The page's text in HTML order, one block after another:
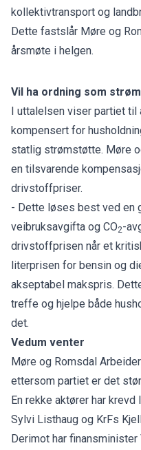
kollektivtransport og
Dette fastslår Møre og
årsmøte i helgen.
Vil ha ordning som
I uttalelsen viser partiet til
kompensert for
statlig strømstøtte. Møre
en tilsvarende
drivstoffpriser.
- Dette løses best ved en
veibruksavgifta og CO2-
drivstoffprisen når et
literprisen for bensin og
akseptabel makspris.
treffe og hjelpe både
det.
Vedum venter
Møre og Romsdal
ettersom partiet er det
En rekke aktører har
Sylvi Listhaug og KrFs
Derimot har